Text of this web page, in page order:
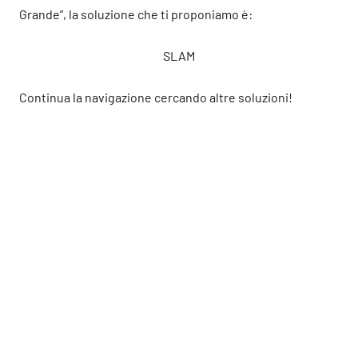
Grande”, la soluzione che ti proponiamo è:
SLAM
Continua la navigazione cercando altre soluzioni!